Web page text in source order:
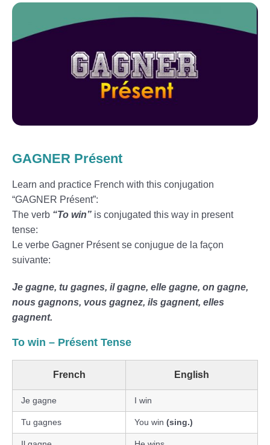
GAGNER Présent
Learn and practice French with this conjugation
“GAGNER Présent”:
The verb “To win” is conjugated this way in present
tense:
Le verbe Gagner Présent se conjugue de la façon
suivante:
Je gagne, tu gagnes, il gagne, elle gagne, on gagne,
nous gagnons, vous gagnez, ils gagnent, elles
gagnent.
To win – Présent Tense
French English
Je gagne I win
Tu gagnes You win (sing.)